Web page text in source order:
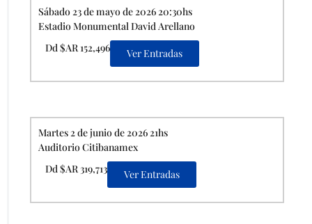
Sábado 23 de mayo de 2026 20:30hs
Estadio Monumental David Arellano
Dd $AR 152,496
Ver Entradas
Martes 2 de junio de 2026 21hs
Auditorio Citibanamex
Dd $AR 319,713
Ver Entradas